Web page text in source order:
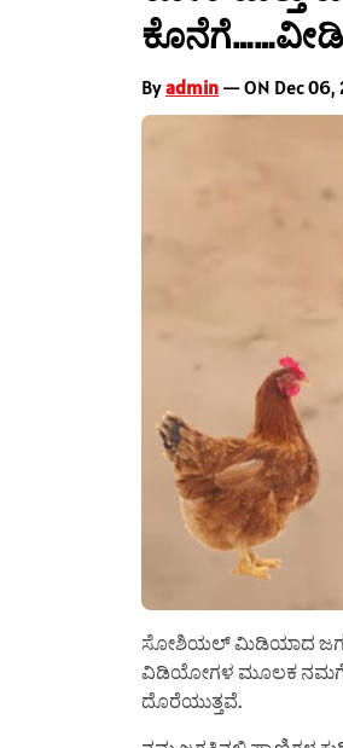
Byadmin — ON Dec 06,
ಸೋಶಿಯಲ್ ಮಿಡಿಯಾದ
ವಿಡಿಯೋಗಳ ಮೂಲಕ ನಮಗೆ
ದೊರೆಯುತ್ತವೆ.